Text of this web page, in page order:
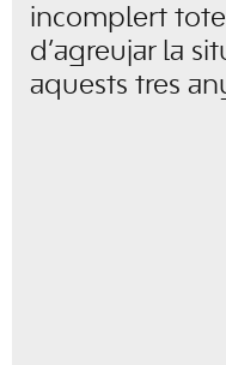
incomplert
d’agreujar la
aquests tres